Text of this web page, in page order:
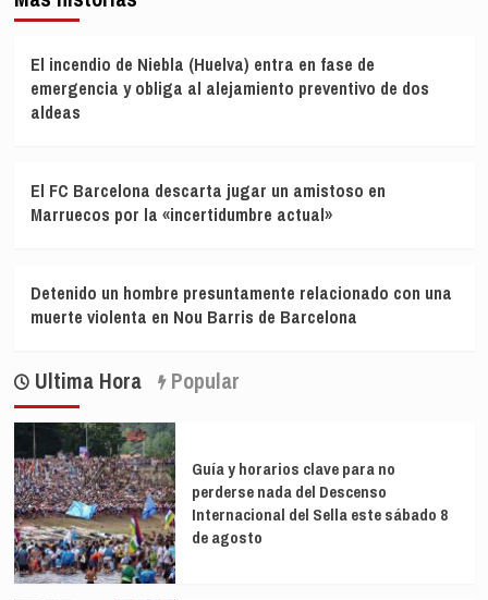
El incendio de Niebla (Huelva) entra en fase de
emergencia y obliga al alejamiento preventivo de dos
aldeas
El FC Barcelona descarta jugar un amistoso en
Marruecos por la «incertidumbre actual»
Detenido un hombre presuntamente relacionado con una
muerte violenta en Nou Barris de Barcelona
Ultima Hora Popular
Guía y horarios clave para no
perderse nada del Descenso
Internacional del Sella este sábado 8
de agosto